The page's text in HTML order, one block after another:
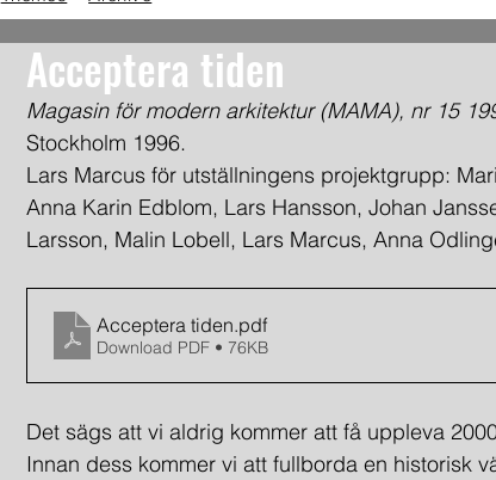
Acceptera tiden
Magasin för modern arkitektur (MAMA), nr 15
Stockholm 1996.
Lars Marcus för utställningens projektgrupp:
Anna Karin Edblom, Lars Hansson, Johan
Larsson, Malin Lobell, Lars Marcus, Anna
Acceptera tiden.pdf
Download PDF • 76KB
Det sägs att vi aldrig kommer att få uppleva
Innan dess kommer vi att fullborda en historisk